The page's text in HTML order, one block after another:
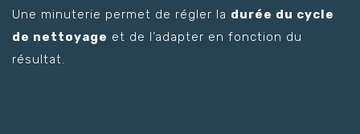
Une minuterie permet de régler la durée du cycle
de nettoyage et de l’adapter en fonction du
résultat.